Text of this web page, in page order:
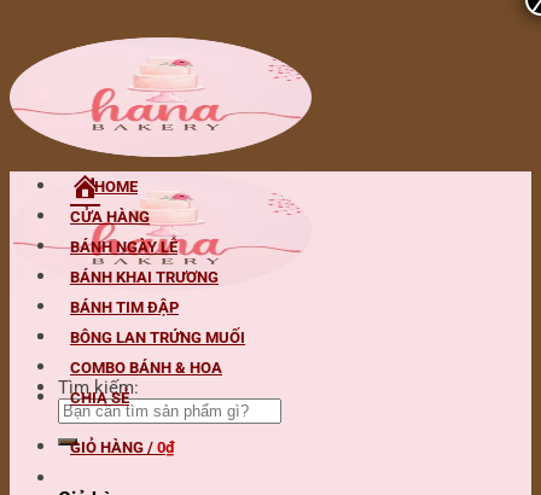
Tìm kiếm:
HOME
CỬA HÀNG
BÁNH NGÀY LỄ
BÁNH KHAI TRƯƠNG
BÁNH TIM ĐẬP
BÔNG LAN TRỨNG MUỐI
COMBO BÁNH & HOA
CHIA SẺ
GIỎ HÀNG / 0₫